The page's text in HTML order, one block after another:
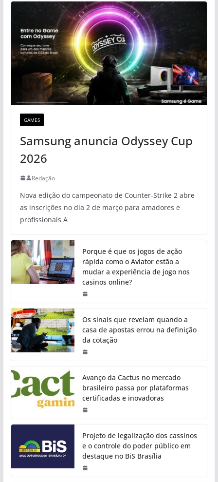
GAMES
Samsung anuncia Odyssey Cup
2026
Redação
Nova edição do campeonato de Counter-Strike 2 abre
as inscrições no dia 2 de março para amadores e
profissionais A
Porque é que os jogos de ação
rápida como o Aviator estão a
mudar a experiência de jogo nos
casinos online?
Os sinais que revelam quando a
casa de apostas errou na definição
da cotação
Avanço da Cactus no mercado
brasileiro passa por plataformas
certificadas e inovadoras
Projeto de legalização dos cassinos
e o controle do poder público em
destaque no BiS Brasília